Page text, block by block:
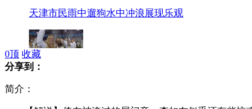
天津市民雨中遛狗水中冲浪展现乐观
0顶 收藏
分享到：
简介：